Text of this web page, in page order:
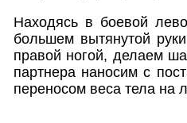
Находясь в боевой
большем вытянутой
правой ногой, делаем
партнера наносим с
переносом веса тела на